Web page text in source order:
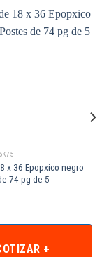
x 36 Epopxico negro
74 pg de 5
+